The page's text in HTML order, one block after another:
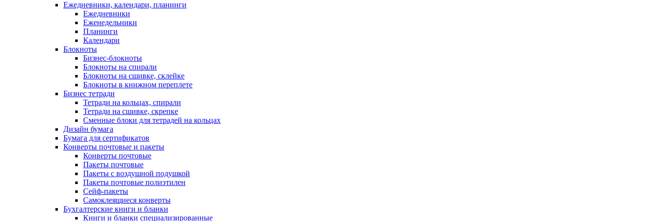
Ежедневники, календари, планинги
Ежедневники
Еженедельники
Планинги
Календари
Блокноты
Бизнес-блокноты
Блокноты на спирали
Блокноты на сшивке, склейке
Блокноты в книжном переплете
Бизнес тетради
Тетради на кольцах, спирали
Тетради на сшивке, скрепке
Сменные блоки для тетрадей на кольцах
Дизайн бумага
Бумага для сертификатов
Конверты почтовые и пакеты
Конверты почтовые
Пакеты почтовые
Пакеты с воздушной подушкой
Пакеты почтовые полиэтилен
Сейф-пакеты
Самоклеящиеся конверты
Бухгалтерские книги и бланки
Книги и бланки специализированные